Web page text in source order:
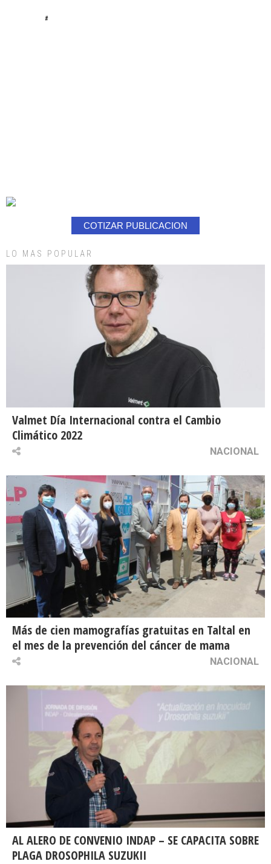
#
COTIZAR PUBLICACION
LO MAS POPULAR
Valmet Día Internacional contra el Cambio
Climático 2022
NACIONAL
Más de cien mamografías gratuitas en Taltal en
el mes de la prevención del cáncer de mama
NACIONAL
AL ALERO DE CONVENIO INDAP – SE CAPACITA SOBRE
PLAGA DROSOPHILA SUZUKII